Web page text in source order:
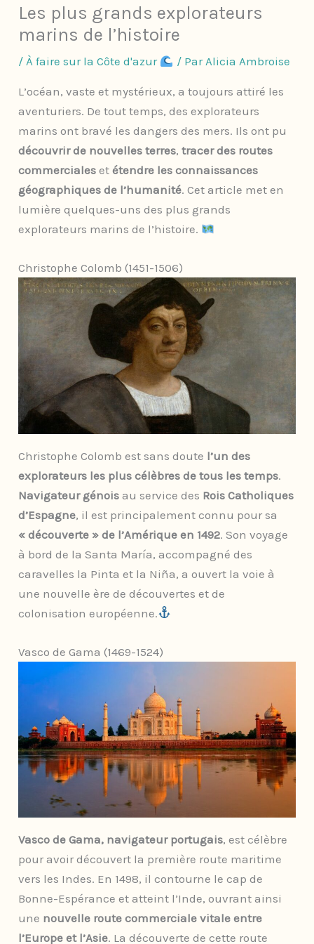
Les plus grands explorateurs
marins de l’histoire
/À faire sur la Côte d'azur / ParAlicia Ambroise
L’océan, vaste et mystérieux, a toujours attiré les
aventuriers. De tout temps, des explorateurs
marins ont bravé les dangers des mers. Ils ont pu
découvrir de nouvelles terres,tracer des routes
commerciales etétendre les connaissances
géographiques de l’humanité. Cet article met en
lumière quelques-uns des plus grands
explorateurs marins de l’histoire.
Christophe Colomb (1451-1506)
Christophe Colomb est sans doute l’un des
explorateurs les plus célèbres de tous les temps.
Navigateur génois au service des Rois Catholiques
d’Espagne, il est principalement connu pour sa
« découverte » de l’Amérique en 1492. Son voyage
à bord de la Santa María, accompagné des
caravelles la Pinta et la Niña, a ouvert la voie à
une nouvelle ère de découvertes et de
colonisation européenne.
Vasco de Gama (1469-1524)
Vasco de Gama, navigateur portugais, est célèbre
pour avoir découvert la première route maritime
vers les Indes. En 1498, il contourne le cap de
Bonne-Espérance et atteint l’Inde, ouvrant ainsi
une nouvelle route commerciale vitale entre
l’Europe et l’Asie. La découverte de cette route